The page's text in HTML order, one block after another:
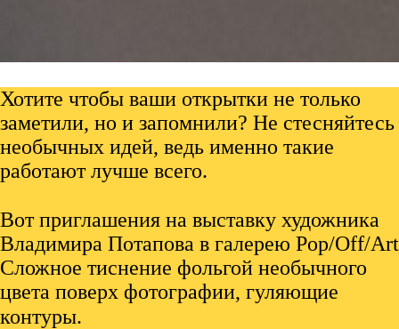
Хотите чтобы ваши открытки не только
заметили, но и запомнили? Не стесняйтесь
необычных идей, ведь именно такие
работают лучше всего.
Вот приглашения на выставку художника
Владимира Потапова в галерею Pop/Off/Art
Сложное тиснение фольгой необычного
цвета поверх фотографии, гуляющие
контуры.⠀